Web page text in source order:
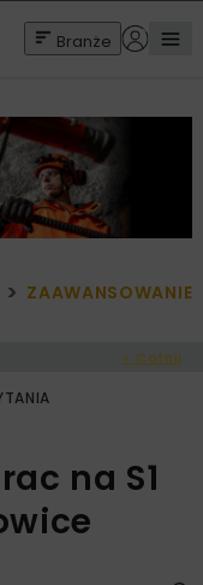
Branże
ZAAWANSOWANIE
< Cofnij
na S1